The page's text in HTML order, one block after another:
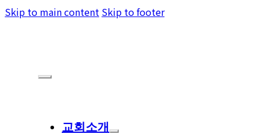
Skip to main content Skip to footer
교회소개